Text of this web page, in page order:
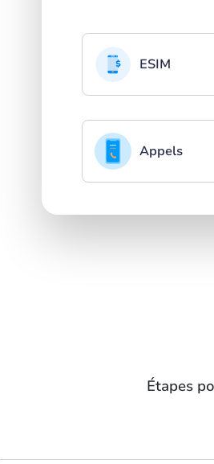
ESIM
Appels
Étapes